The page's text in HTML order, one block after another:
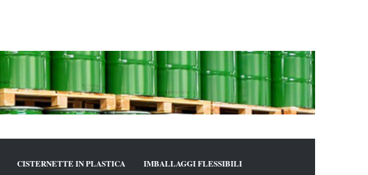
CISTERNETTE IN PLASTICA IMBALLAGGI FLESSIBILI